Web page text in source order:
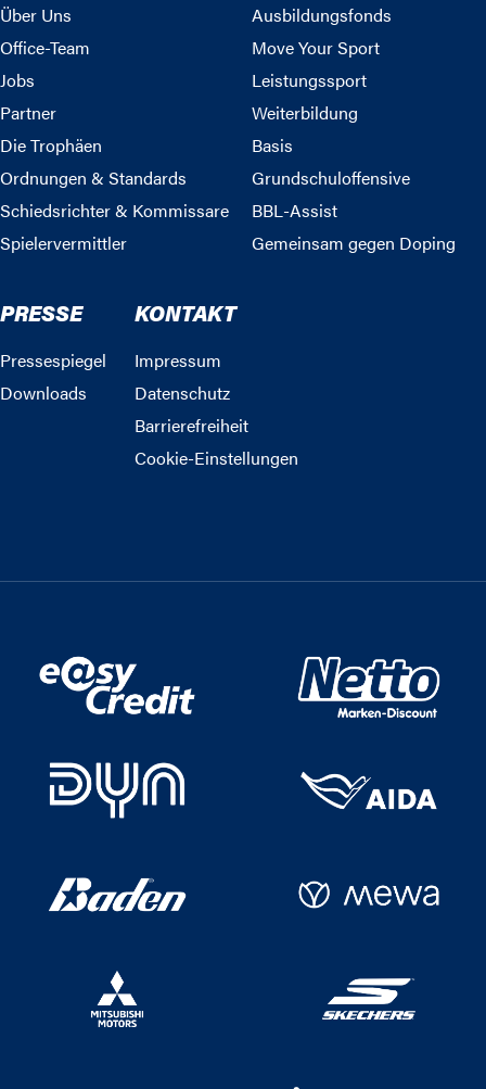
Über Uns
Office-Team
Jobs
Partner
Die Trophäen
Ordnungen & Standards
Schiedsrichter & Kommissare
Spielervermittler
Ausbildungsfonds
Move Your Sport
Leistungssport
Weiterbildung
Basis
Grundschuloffensive
BBL-Assist
Gemeinsam gegen Doping
PRESSE
Pressespiegel
Downloads
KONTAKT
Impressum
Datenschutz
Barrierefreiheit
Cookie-Einstellungen